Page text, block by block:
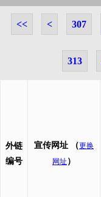
<< < 307
313
外链
编号
宣传网址 （更换
网址 ）